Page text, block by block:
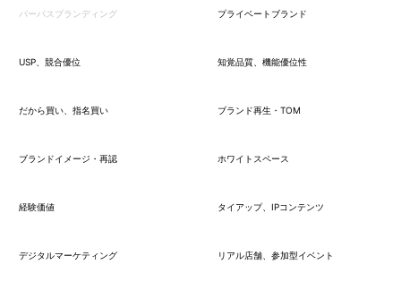
パーパスブランディング プライベートブランド
USP、競合優位 知覚品質、機能優位性
だから買い、指名買い ブランド再生・TOM
ブランドイメージ・再認 ホワイトスペース
経験価値 タイアップ、IPコンテンツ
デジタルマーケティング リアル店舗、参加型イベント